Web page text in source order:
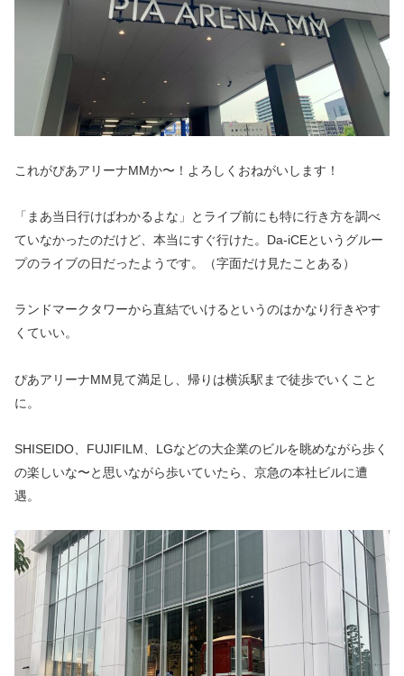
これがぴあアリーナMMか〜！よろしくおねがいします！
「まあ当日行けばわかるよな」とライブ前にも特に行き方を調べ
ていなかったのだけど、本当にすぐ行けた。Da-iCEというグルー
プのライブの日だったようです。（字面だけ見たことある）
ランドマークタワーから直結でいけるというのはかなり行きやす
くていい。
ぴあアリーナMM見て満足し、帰りは横浜駅まで徒歩でいくこと
に。
SHISEIDO、FUJIFILM、LGなどの大企業のビルを眺めながら歩く
の楽しいな〜と思いながら歩いていたら、京急の本社ビルに遭
遇。